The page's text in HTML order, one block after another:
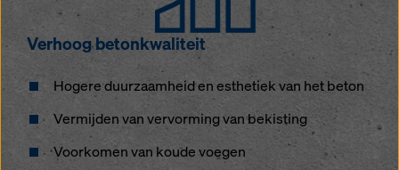
Verhoog betonkwaliteit
Hogere duurzaamheid en esthetiek van het beton
Vermijden van vervorming van bekisting
Voorkomen van koude voegen